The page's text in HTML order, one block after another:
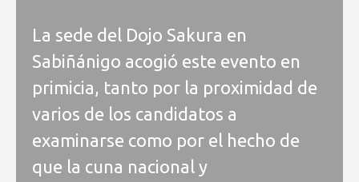
La sede del Dojo Sakura en
Sabiñánigo acogió este evento en
primicia, tanto por la proximidad de
varios de los candidatos a
examinarse como por el hecho de
que la cuna nacional y